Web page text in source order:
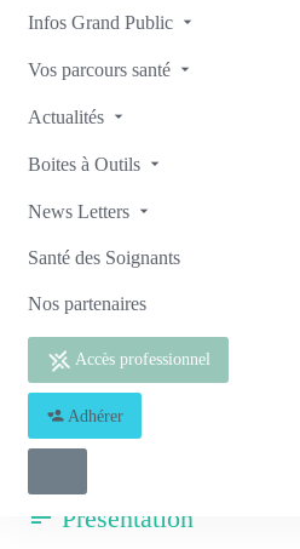
Infos Grand Public
Vos parcours santé
Actualités
Boites à Outils
News Letters
Santé des Soignants
Nos partenaires
Accès professionnel
Adhérer
Accueil
Retour
Pauline CHARPENTIER
Sage-femme
Adresses d'exercice
Structures
Présentation